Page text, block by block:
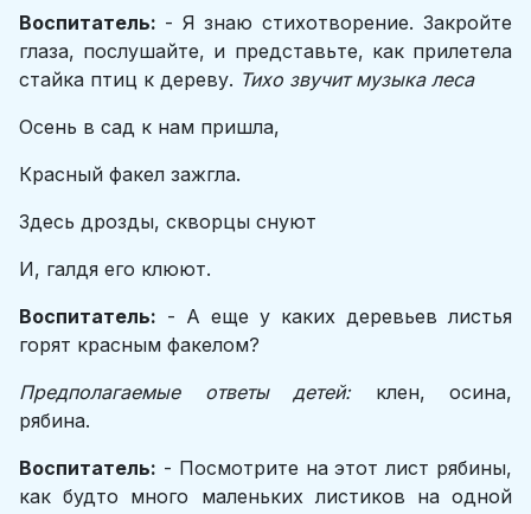
Воспитатель: - Я знаю стихотворение. Закройте
глаза, послушайте, и представьте, как прилетела
стайка птиц к дереву. Тихо звучит музыка леса
Осень в сад к нам пришла,
Красный факел зажгла.
Здесь дрозды, скворцы снуют
И, галдя его клюют.
Воспитатель: - А еще у каких деревьев листья
горят красным факелом?
Предполагаемые ответы детей:клен, осина,
рябина.
Воспитатель: - Посмотрите на этот лист рябины,
как будто много маленьких листиков на одной